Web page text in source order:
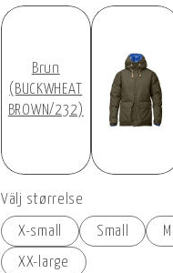
Brun
(BUCKWHEAT
BROWN/232)
Välj størrelse
X-small Small
XX-large